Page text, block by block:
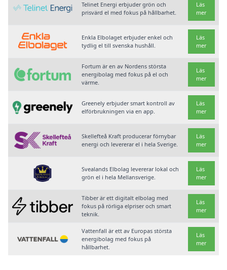
Telinet Energi erbjuder grön och
prisvärd el med fokus på hållbarhet.
Läs
mer
Enkla Elbolaget erbjuder enkel och
tydlig el till svenska hushåll.
Läs
mer
Fortum är en av Nordens största
energibolag med fokus på el och
värme.
Läs
mer
Greenely erbjuder smart kontroll av
elförbrukningen via en app.
Läs
mer
Skellefteå Kraft producerar förnybar
energi och levererar el i hela Sverige.
Läs
mer
Svealands Elbolag levererar lokal och
grön el i hela Mellansverige.
Läs
mer
Tibber är ett digitalt elbolag med
fokus på rörliga elpriser och smart
teknik.
Läs
mer
Vattenfall är ett av Europas största
energibolag med fokus på
hållbarhet.
Läs
mer